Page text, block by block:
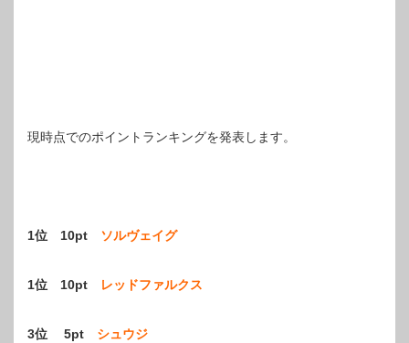
現時点でのポイントランキングを発表します。
1位 10pt ソルヴェイグ
1位 10pt レッドファルクス
3位 5pt シュウジ